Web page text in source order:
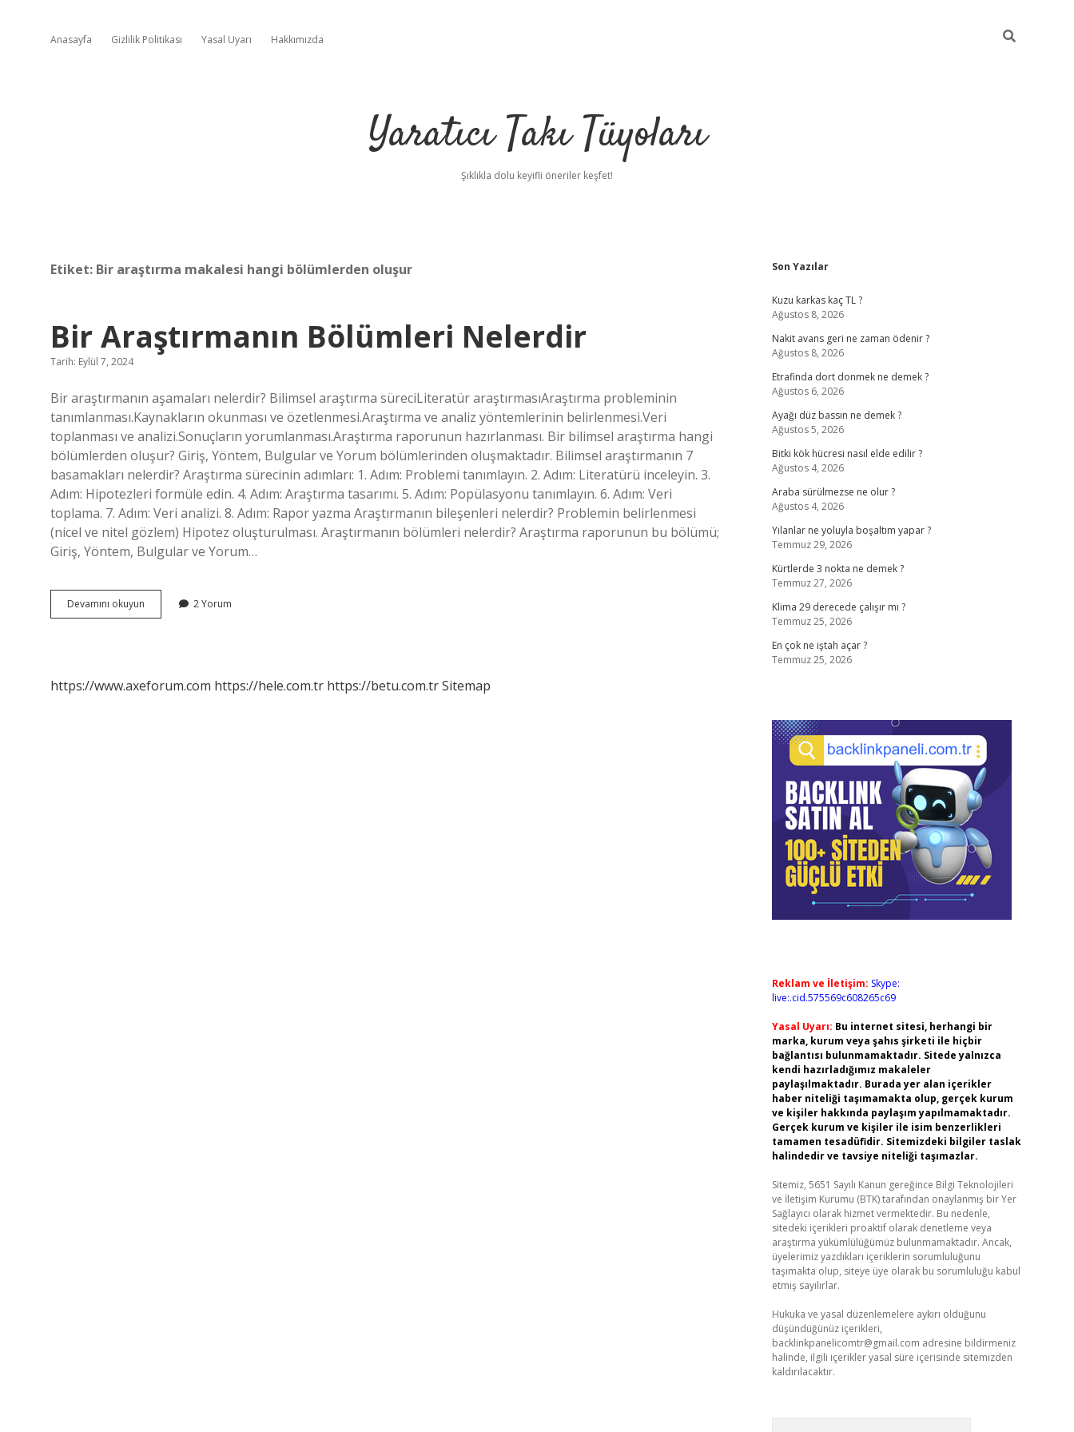
Anasayfa Gizlilik Politikası Yasal Uyarı Hakkımızda
Yaratıcı Takı Tüyoları
Şıklıkla dolu keyifli öneriler keşfet!
Etiket: Bir araştırma makalesi hangi bölümlerden oluşur
Bir Araştırmanın Bölümleri Nelerdir
Tarih: Eylül 7, 2024
Bir araştırmanın aşamaları nelerdir? Bilimsel araştırma süreciLiteratür araştırmasıAraştırma probleminin
tanımlanması.Kaynakların okunması ve özetlenmesi.Araştırma ve analiz yöntemlerinin belirlenmesi.Veri
toplanması ve analizi.Sonuçların yorumlanması.Araştırma raporunun hazırlanması. Bir bilimsel araştırma hangi
bölümlerden oluşur? Giriş, Yöntem, Bulgular ve Yorum bölümlerinden oluşmaktadır. Bilimsel araştırmanın 7
basamakları nelerdir? Araştırma sürecinin adımları: 1. Adım: Problemi tanımlayın. 2. Adım: Literatürü inceleyin. 3.
Adım: Hipotezleri formüle edin. 4. Adım: Araştırma tasarımı. 5. Adım: Popülasyonu tanımlayın. 6. Adım: Veri
toplama. 7. Adım: Veri analizi. 8. Adım: Rapor yazma Araştırmanın bileşenleri nelerdir? Problemin belirlenmesi
(nicel ve nitel gözlem) Hipotez oluşturulması. Araştırmanın bölümleri nelerdir? Araştırma raporunun bu bölümü;
Giriş, Yöntem, Bulgular ve Yorum…
Devamını okuyun
Araştırmanın
2 Yorum
https://www.axeforum.com https://hele.com.tr https://betu.com.trSitemap
Sidebar
Son Yazılar
Kuzu karkas kaç TL ?
Ağustos 8, 2026
Nakit avans geri ne zaman ödenir ?
Ağustos 8, 2026
Etrafinda dort donmek ne demek ?
Ağustos 6, 2026
Ayağı düz bassın ne demek ?
Ağustos 5, 2026
Bitki kök hücresi nasıl elde edilir ?
Ağustos 4, 2026
Araba sürülmezse ne olur ?
Ağustos 4, 2026
Yılanlar ne yoluyla boşaltım yapar ?
Temmuz 29, 2026
Kürtlerde 3 nokta ne demek ?
Temmuz 27, 2026
Klima 29 derecede çalışır mı ?
Temmuz 25, 2026
En çok ne iştah açar ?
Temmuz 25, 2026
Reklam ve İletişim: Skype:
live:.cid.575569c608265c69
Yasal Uyarı: Bu internet sitesi, herhangi bir
marka, kurum veya şahıs şirketi ile hiçbir
bağlantısı bulunmamaktadır. Sitede yalnızca
kendi hazırladığımız makaleler
paylaşılmaktadır. Burada yer alan içerikler
haber niteliği taşımamakta olup, gerçek kurum
ve kişiler hakkında paylaşım yapılmamaktadır.
Gerçek kurum ve kişiler ile isim benzerlikleri
tamamen tesadüfidir. Sitemizdeki bilgiler taslak
halindedir ve tavsiye niteliği taşımazlar.
Sitemiz, 5651 Sayılı Kanun gereğince Bilgi Teknolojileri
ve İletişim Kurumu (BTK) tarafından onaylanmış bir Yer
Sağlayıcı olarak hizmet vermektedir. Bu nedenle,
sitedeki içerikleri proaktif olarak denetleme veya
araştırma yükümlülüğümüz bulunmamaktadır. Ancak,
üyelerimiz yazdıkları içeriklerin sorumluluğunu
taşımakta olup, siteye üye olarak bu sorumluluğu kabul
etmiş sayılırlar.
Hukuka ve yasal düzenlemelere aykırı olduğunu
düşündüğünüz içerikleri,
backlinkpanelicomtr@gmail.com adresine bildirmeniz
halinde, ilgili içerikler yasal süre içerisinde sitemizden
kaldırılacaktır.